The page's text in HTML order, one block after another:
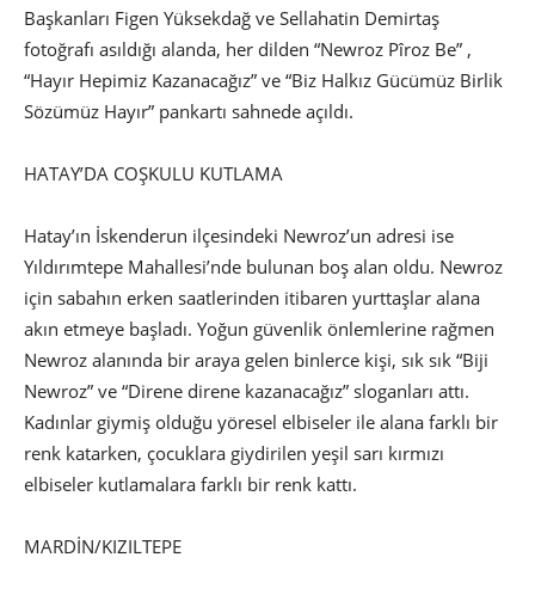
Başkanları Figen Yüksekdağ ve Sellahatin Demirtaş
fotoğrafı asıldığı alanda, her dilden “Newroz Pîroz Be” ,
“Hayır Hepimiz Kazanacağız” ve “Biz Halkız Gücümüz Birlik
Sözümüz Hayır” pankartı sahnede açıldı.
HATAY’DA COŞKULU KUTLAMA
Hatay’ın İskenderun ilçesindeki Newroz’un adresi ise
Yıldırımtepe Mahallesi’nde bulunan boş alan oldu. Newroz
için sabahın erken saatlerinden itibaren yurttaşlar alana
akın etmeye başladı. Yoğun güvenlik önlemlerine rağmen
Newroz alanında bir araya gelen binlerce kişi, sık sık “Biji
Newroz” ve “Direne direne kazanacağız” sloganları attı.
Kadınlar giymiş olduğu yöresel elbiseler ile alana farklı bir
renk katarken, çocuklara giydirilen yeşil sarı kırmızı
elbiseler kutlamalara farklı bir renk kattı.
MARDİN/KIZILTEPE